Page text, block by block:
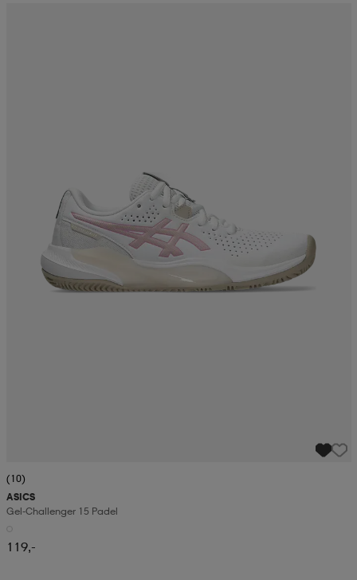
(10)
ASICS
Gel-Challenger 15 Padel
119,-